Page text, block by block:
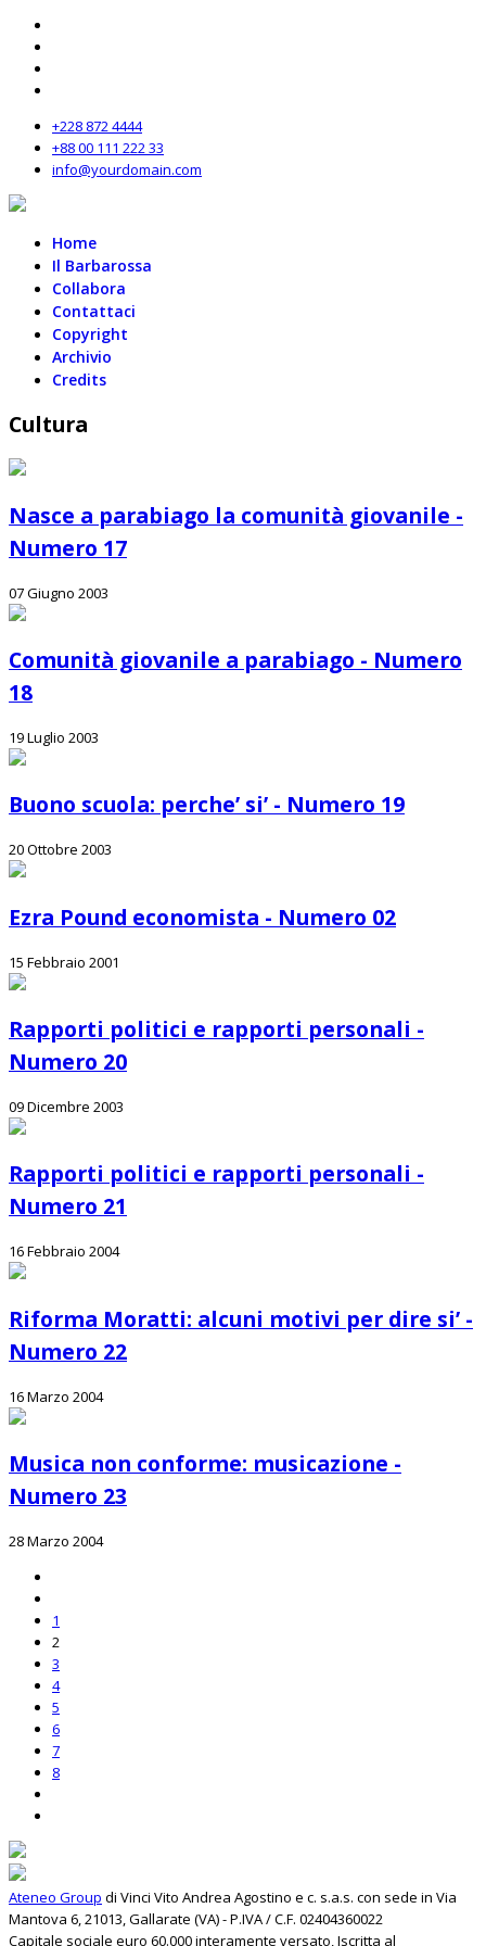
+228 872 4444
+88 00 111 222 33
info@yourdomain.com
Home
Il Barbarossa
Collabora
Contattaci
Copyright
Archivio
Credits
Cultura
Nasce a parabiago la comunità giovanile -
Numero 17
07 Giugno 2003
Comunità giovanile a parabiago - Numero
18
19 Luglio 2003
Buono scuola: perche’ si’ - Numero 19
20 Ottobre 2003
Ezra Pound economista - Numero 02
15 Febbraio 2001
Rapporti politici e rapporti personali -
Numero 20
09 Dicembre 2003
Rapporti politici e rapporti personali -
Numero 21
16 Febbraio 2004
Riforma Moratti: alcuni motivi per dire si’ -
Numero 22
16 Marzo 2004
Musica non conforme: musicazione -
Numero 23
28 Marzo 2004
1
2
3
4
5
6
7
8
Ateneo Group di Vinci Vito Andrea Agostino e c. s.a.s. con sede in Via
Mantova 6, 21013, Gallarate (VA) - P.IVA / C.F. 02404360022
Capitale sociale euro 60.000 interamente versato, Iscritta al